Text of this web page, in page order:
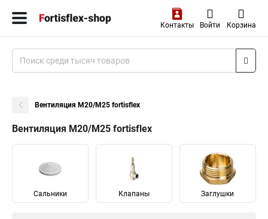
Контакты Войти Корзина
Вентиляция М20/М25 fortisflex
Вентиляция М20/М25 fortisflex
Сальники Клапаны Заглушки